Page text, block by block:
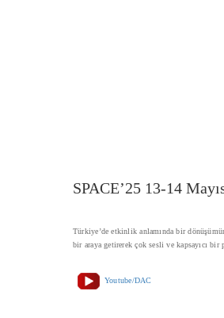
SPACE’25 13-14
Türkiye’de etkinlik anlamında bir
bir araya getirerek çok sesli ve kapsayıcı
Youtube/DAC